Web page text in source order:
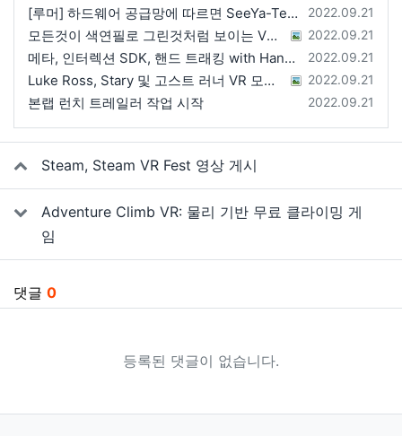
등록일
2022.09.21
[루머] 하드웨어 공급망에 따르면 SeeYa-Tech가 Apple에 여러 번 uOLED 샘플을 보냄
등록일
2022.09.21
모든것이 색연필로 그린것처럼 보이는 VRChat 월드
등록일
2022.09.21
메타, 인터렉션 SDK, 핸드 트래킹 with Hands 2.1에 대한 강연 예정
등록일
2022.09.21
Luke Ross, Stary 및 고스트 러너 VR 모드 공개
등록일
2022.09.21
본랩 런치 트레일러 작업 시작
관련자료Steam, Steam VR Fest 영상 게시
Adventure Climb VR: 물리 기반 무료 클라이밍 게
임
댓글 0
등록된 댓글이 없습니다.